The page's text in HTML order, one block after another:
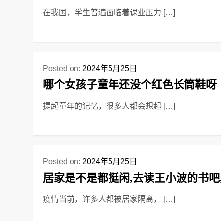
在我国，学生普遍面临着课业压力 […]
Posted on: 2024年5月25日
哪个女孩子童年还没个红色长筒鞋呀
提起童年的记忆，很多人都会想起 […]
Posted on: 2024年5月25日
居家是不是都挺闲,去读王小波的书
疫情当前，许多人都被居家隔离， […]